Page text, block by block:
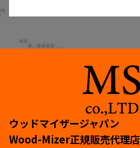
ウッドマイザージャパン
Wood-Mizer正規販売代理店